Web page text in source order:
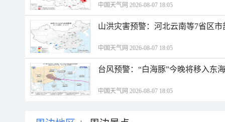
中国天气网 2026-08-07 18:05
山洪灾害预警：河北云南等7省区
中国天气网 2026-08-07 18:05
台风预警：“白海豚”今晚将移入东
中国天气网 2026-08-07 18:05